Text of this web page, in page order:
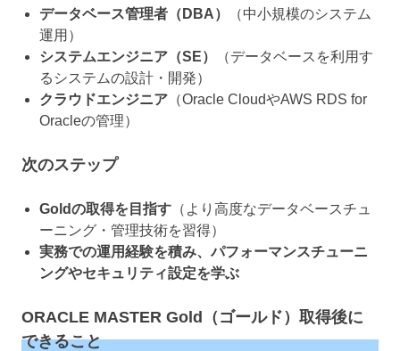
データベース管理者（DBA）
（中小規模のシステム
運用）
システムエンジニア（SE）
（データベースを利用す
るシステムの設計・開発）
クラウドエンジニア （Oracle CloudやAWS RDS for
Oracleの管理）
次のステップ
Goldの取得を目指す （より高度なデータベースチュ
ーニング・管理技術を習得）
実務での運用経験を積み、パフォーマンスチューニ
ングやセキュリティ設定を学ぶ
ORACLE MASTER Gold（ゴールド）取得後に
できること